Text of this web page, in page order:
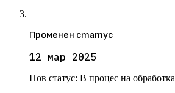
Променен статус
12 мар 2025
Нов статус: В процес на обработка